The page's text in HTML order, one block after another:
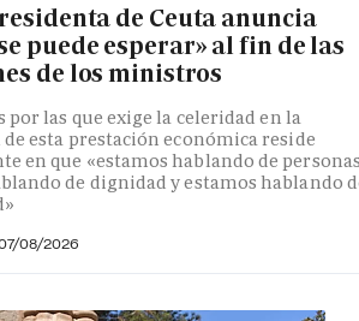
de Ceuta anuncia
puede esperar» al fin de las
de los ministros
por las que exige la celeridad en la
esta prestación económica reside
en que «estamos hablando de
de dignidad y estamos hablando
08/2026